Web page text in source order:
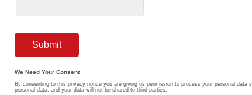
We Need Your Consent
By consenting to this privacy notice you are giving us permission to process your personal
personal data, and your data will not be shared to third parties.